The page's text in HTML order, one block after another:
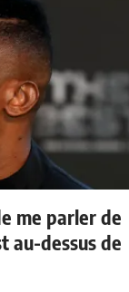
me parler de
au-dessus de